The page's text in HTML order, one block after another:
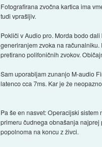
Fotografirana zvočna kartica ima
tudi vprašljiv.
Pokliči v Audio pro. Morda bodo
generiranjem zvoka na
pretirano polifoničnih zvokov.
Sam uporabljam zunanjo M-audio
latenco cca 7ms. Kar je že
Pa še en nasvet: Operacijski
primeru čudnega obnašanja najprej
popolnoma na koncu z živci.